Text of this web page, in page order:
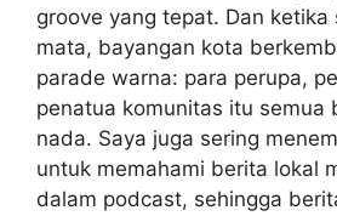
groove yang tepat. Dan ketika
mata, bayangan kota
parade warna: para perupa,
penatua komunitas itu semua
nada. Saya juga sering
untuk memahami berita lokal
dalam podcast, sehingga